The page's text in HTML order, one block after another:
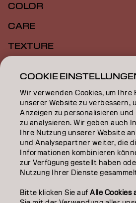
COLOR
CARE
TEXTURE
EDUCATION
ÜBER
SALON FINDER
PARTNER WERDEN
COOKIE
Wir verwenden Cookies, um Ihre
unserer Website zu verbessern,
Anzeigen zu personalisieren
zu analysieren. Wir geben auch
Ihre Nutzung unserer Website
und Analysepartner weiter, die
Informationen kombinieren
zur Verfügung gestellt haben
Nutzung Ihrer Dienste
Bitte klicken Sie aufAlle Cookies